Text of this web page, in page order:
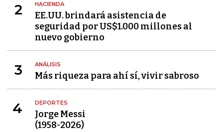
2 HACIENDA
EE.UU. brindará asistencia de
seguridad por US$1.000 millones al
nuevo gobierno
3 ANÁLISIS
Más riqueza para ahí sí, vivir sabroso
4 DEPORTES
Jorge Messi
(1958-2026)